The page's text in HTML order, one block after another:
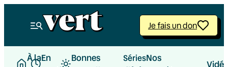
Je fais un don
À laEn
Bonnes
SériesNos